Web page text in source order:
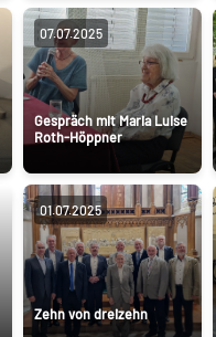
07.07.2025
Gespräch mit Maria Luise
Roth-Höppner
01.07.2025
Zehn von dreizehn